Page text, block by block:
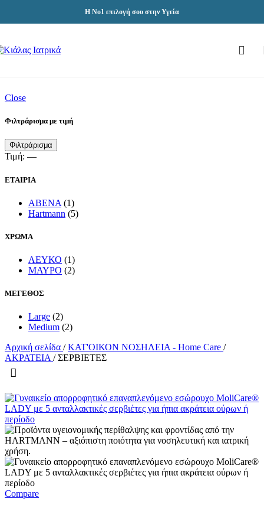
Skip to main content
Η Νο1 επιλογή σου στην Υγεία
Close
Φιλτράρισμα με τιμή
Ελάχιστη
τιμή
Μέγιστη
τιμή
Φιλτράρισμα
Τιμή: —
ΕΤΑΙΡΙΑ
ABENA (1)
Hartmann (5)
ΧΡΩΜΑ
ΛΕΥΚΟ (1)
ΜΑΥΡΟ (2)
ΜΕΓΕΘΟΣ
Large (2)
Medium (2)
Αρχική σελίδα / ΚΑΤ'ΟΙΚΟΝ ΝΟΣΗΛΕΙΑ - Home Care /
ΑΚΡΑΤΕΙΑ / ΣΕΡΒΙΕΤΕΣ
Compare